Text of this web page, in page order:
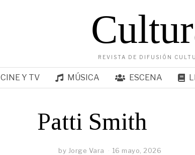
REVISTA DE DIFUSIÓN
CINE Y TV MÚSICA ESCENA
Patti Smith
by Jorge Vara 16 mayo, 2026